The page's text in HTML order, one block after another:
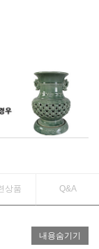
상품 Q&A
내용숨기기